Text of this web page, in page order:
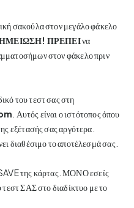
σακούλα στον μεγάλο φάκελο
ΠΡΕΠΕΙνα
στον φάκελο πριν
του τεστ σας στη
. Αυτός είναι ο ιστότοπος όπου
εξέτασής σας αργότερα.
διαθέσιμο το αποτέλεσμά σας.
της κάρτας. ΜΟΝΟ εσείς
τεστ ΣΑΣ στο διαδίκτυο με το